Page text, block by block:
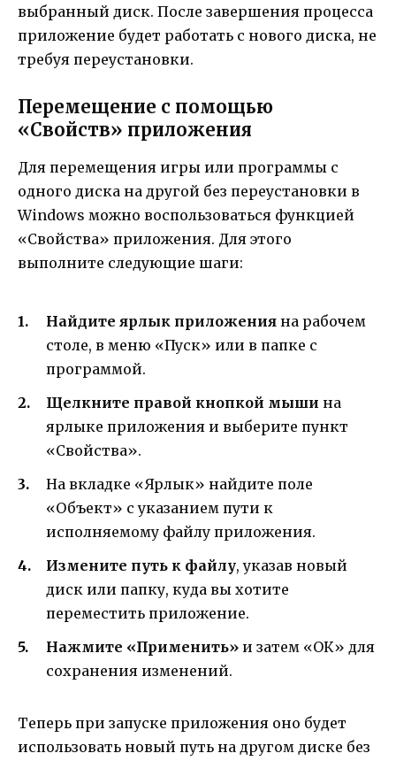
выбранный диск. После завершения процесса
приложение будет работать с нового диска, не
требуя переустановки.
Перемещение с помощью
«Свойств» приложения
Для перемещения игры или программы с
одного диска на другой без переустановки в
Windows можно воспользоваться функцией
«Свойства» приложения. Для этого
выполните следующие шаги:
Найдите ярлык приложения на рабочем
столе, в меню «Пуск» или в папке с
программой.
Щелкните правой кнопкой мыши на
ярлыке приложения и выберите пункт
«Свойства».
На вкладке «Ярлык» найдите поле
«Объект» с указанием пути к
исполняемому файлу приложения.
Измените путь к файлу, указав новый
диск или папку, куда вы хотите
переместить приложение.
Нажмите «Применить» и затем «ОК» для
сохранения изменений.
Теперь при запуске приложения оно будет
использовать новый путь на другом диске без